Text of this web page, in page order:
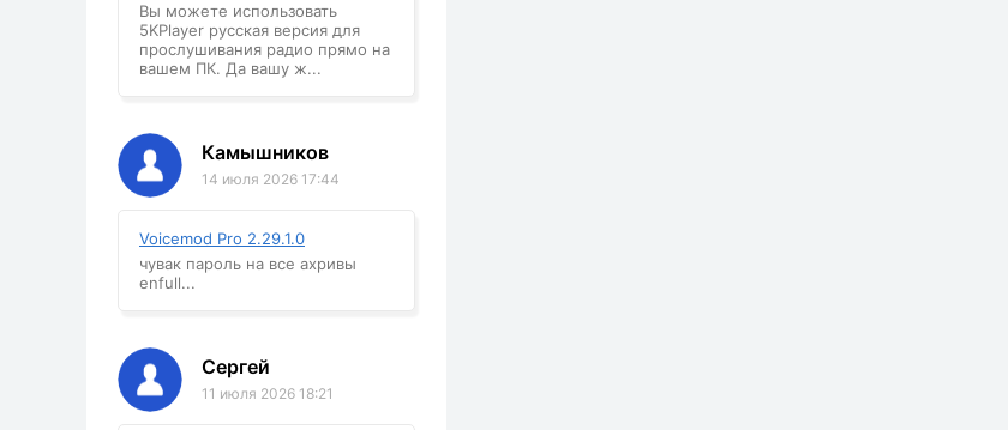
Вы можете использовать
5KPlayer русская версия для
прослушивания радио прямо на
вашем ПК. Да вашу ж...
Камышников
14 июля 2026 17:44
Voicemod Pro 2.29.1.0
чувак пароль на все ахривы
enfull...
Сергей
11 июля 2026 18:21